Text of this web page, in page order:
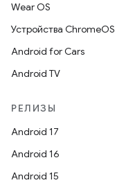
Wear OS
Устройства ChromeOS
Android for Cars
Android TV
РЕЛИЗЫ
Android 17
Android 16
Android 15